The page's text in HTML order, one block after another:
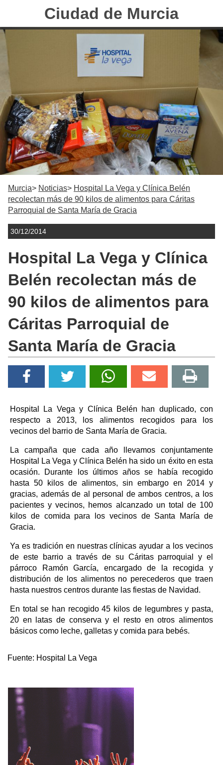
Ciudad de Murcia
Murcia Noticias
Hospital La Vega y Clínica Belén
recolectan más de 90 kilos de alimentos para Cáritas
Parroquial de Santa María de Gracia
30/12/2014
Hospital La Vega y Clínica
Belén recolectan más de
90 kilos de alimentos para
Cáritas Parroquial de
Santa María de Gracia
Hospital La Vega y Clínica Belén han duplicado, con
respecto a 2013, los alimentos recogidos para los
vecinos del barrio de Santa María de Gracia.
La campaña que cada año llevamos conjuntamente
Hospital La Vega y Clínica Belén ha sido un éxito en esta
ocasión. Durante los últimos años se había recogido
hasta 50 kilos de alimentos, sin embargo en 2014 y
gracias, además de al personal de ambos centros, a los
pacientes y vecinos, hemos alcanzado un total de 100
kilos de comida para los vecinos de Santa María de
Gracia.
Ya es tradición en nuestras clínicas ayudar a los vecinos
de este barrio a través de su Cáritas parroquial y el
párroco Ramón García, encargado de la recogida y
distribución de los alimentos no perecederos que traen
hasta nuestros centros durante las fiestas de Navidad.
En total se han recogido 45 kilos de legumbres y pasta,
20 en latas de conserva y el resto en otros alimentos
básicos como leche, galletas y comida para bebés.
Fuente: Hospital La Vega